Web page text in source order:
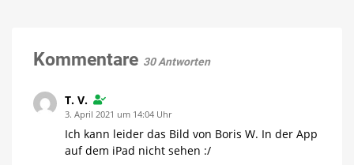
Wert
Noch
morgen
Kommentare 30 Antworten
T. V.
3. April 2021 um 14:04 Uhr
Ich kann leider das Bild von Boris W. In der App
auf dem iPad nicht sehen :/